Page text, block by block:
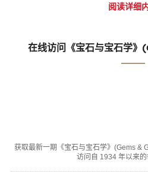
阅读详细
在线访问《宝石与宝石学》
获取最新一期《宝石与宝石学》(Gems &
访问自 1934 年以来的